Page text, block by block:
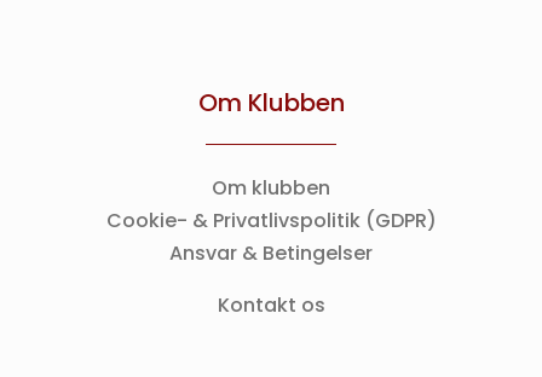
Om Klubben
Om klubben
Cookie- & Privatlivspolitik (GDPR)
Ansvar & Betingelser
Kontakt os